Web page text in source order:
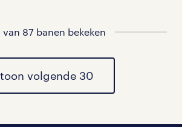
in de Lutte
in Denekamp
van 87 banen bekeken
toon volgende 30